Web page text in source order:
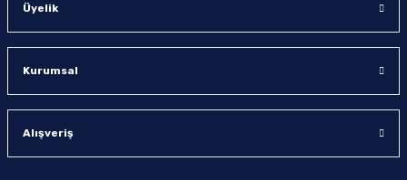
Üyelik
Kurumsal
Alışveriş